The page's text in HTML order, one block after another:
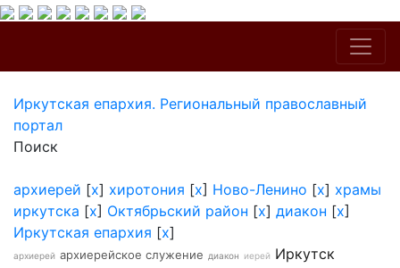
Иркутская епархия. Региональный православный
портал
Поиск
архиерей [x] хиротония [x] Ново-Ленино [x] храмы
иркутска [x] Октябрьский район [x] диакон [x]
Иркутская епархия [x]
архиерей архиерейское служение диакон иерей Иркутск